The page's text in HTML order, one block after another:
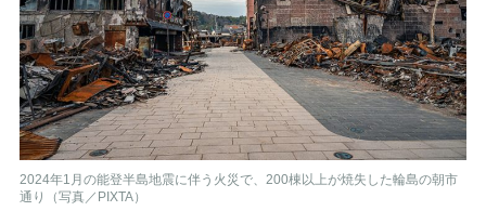
2024年1月の能登半島地震に伴う火災で、200棟以上が焼失した輪島の朝市
通り（写真／PIXTA）